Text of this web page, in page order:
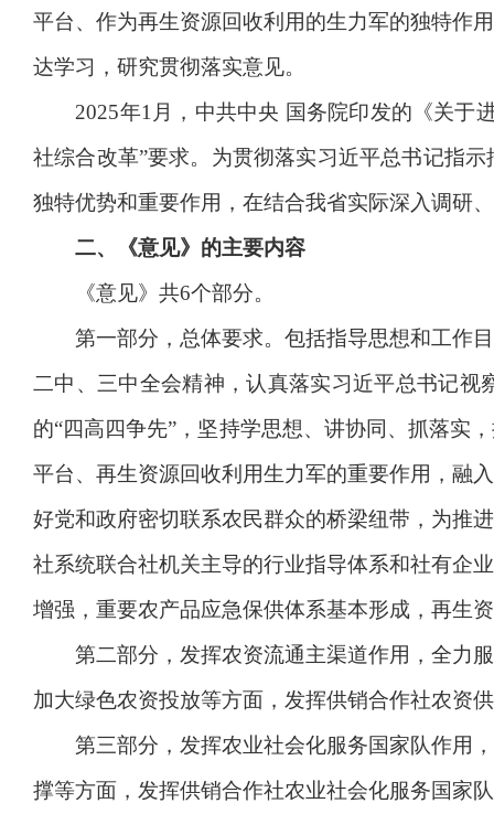
平台、作为再生资源回收利用的生力军的独特作
达学习，研究贯彻落实意见。
2025年1月，中共中央 国务院印发的《关于进
社综合改革”要求。为贯彻落实习近平总书记指
独特优势和重要作用，在结合我省实际深入调研
二、《意见》的主要内容
《意见》共6个部分。
第一部分，总体要求。包括指导思想和工作目
二中、三中全会精神，认真落实习近平总书记
的“四高四争先”，坚持学思想、讲协同、抓落实
平台、再生资源回收利用生力军的重要作用，融
好党和政府密切联系农民群众的桥梁纽带，为推
社系统联合社机关主导的行业指导体系和社有企
增强，重要农产品应急保供体系基本形成，再生
第二部分，发挥农资流通主渠道作用，全力服
加大绿色农资投放等方面，发挥供销合作社农资
第三部分，发挥农业社会化服务国家队作用，
撑等方面，发挥供销合作社农业社会化服务国家